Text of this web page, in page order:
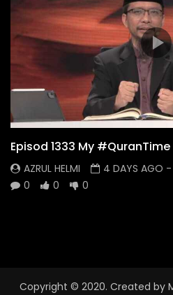
Episod 1333 My #QuranTime
AZRUL HELMI 4 DAYS AGO -
0
0 0
Copyright © 2020. Created by